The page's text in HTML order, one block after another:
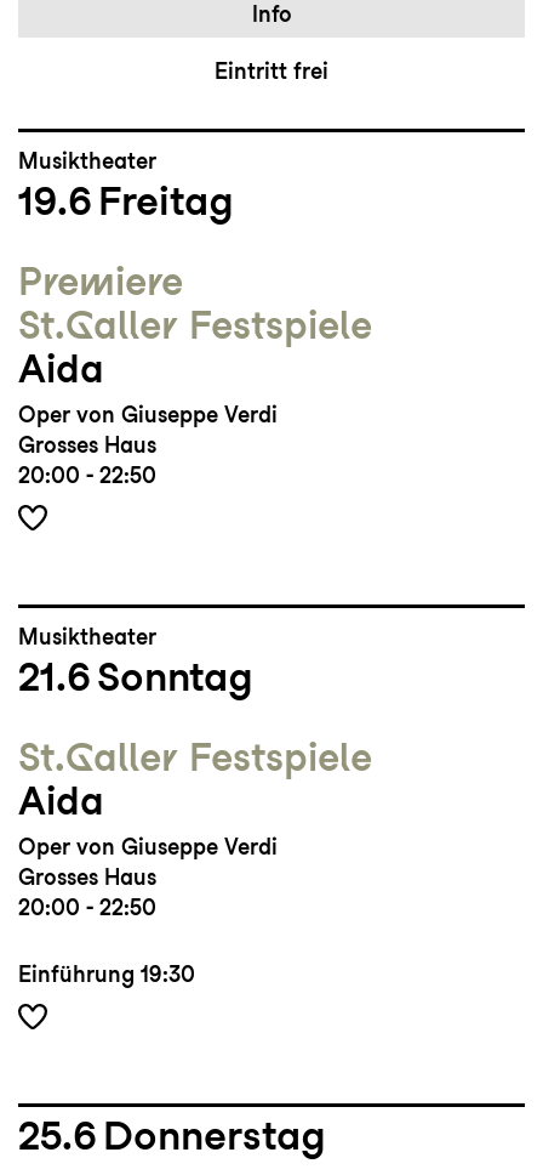
Info
Eintritt frei
Musiktheater
19.6 Freitag
Premiere
St.Galler Festspiele
Aida
Oper von Giuseppe Verdi
Grosses Haus
20:00 - 22:50
Musiktheater
21.6Sonntag
St.Galler Festspiele
Aida
Oper von Giuseppe Verdi
Grosses Haus
20:00 - 22:50
Einführung 19:30
25.6 Donnerstag